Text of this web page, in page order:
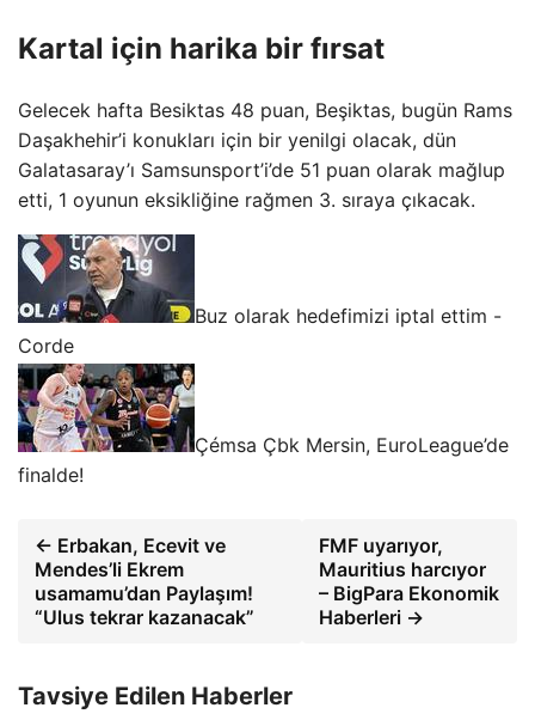
Kartal için harika bir fırsat
Gelecek hafta Besiktas 48 puan, Beşiktas, bugün Rams
Daşakhehir’i konukları için bir yenilgi olacak, dün
Galatasaray’ı Samsunsport’i’de 51 puan olarak mağlup
etti, 1 oyunun eksikliğine rağmen 3. sıraya çıkacak.
Buz olarak hedefimizi iptal ettim -
Corde
Çémsa Çbk Mersin, EuroLeague’de
finalde!
← Erbakan, Ecevit ve
Mendes’li Ekrem
usamamu’dan Paylaşım!
“Ulus tekrar kazanacak”
FMF uyarıyor,
Mauritius harcıyor
– BigPara Ekonomik
Haberleri →
Tavsiye Edilen Haberler